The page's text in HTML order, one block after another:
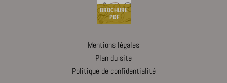
BROCHURE
PDF
Mentions légales
Plan du site
Politique de confidentialité